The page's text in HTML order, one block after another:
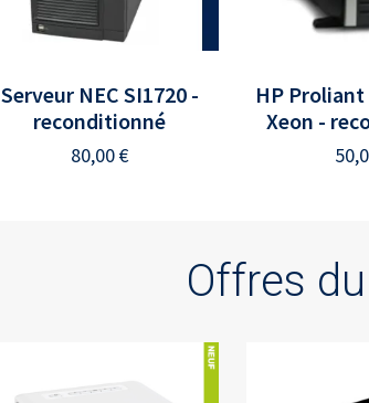
Serveur NEC SI1720 -
reconditionné
80,00€
HP Proliant
Xeon -
Offres